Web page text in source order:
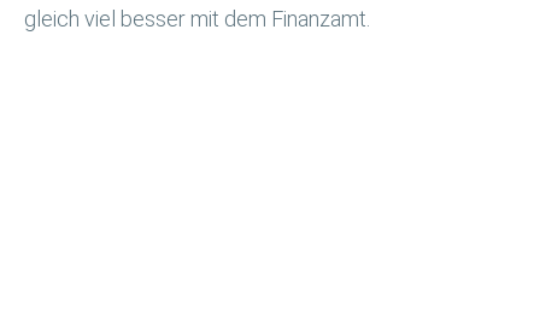
gleich viel besser mit dem Finanzamt.